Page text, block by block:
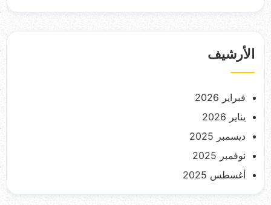
الأرشيف
فبراير 2026
يناير 2026
ديسمبر 2025
نوفمبر 2025
أغسطس 2025